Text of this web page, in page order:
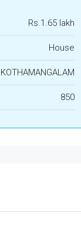
Rs.1.65 lakh
House
KOTHAMANGALAM
850